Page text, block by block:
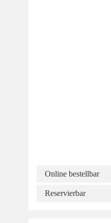
Online bestellbar
Reservierbar